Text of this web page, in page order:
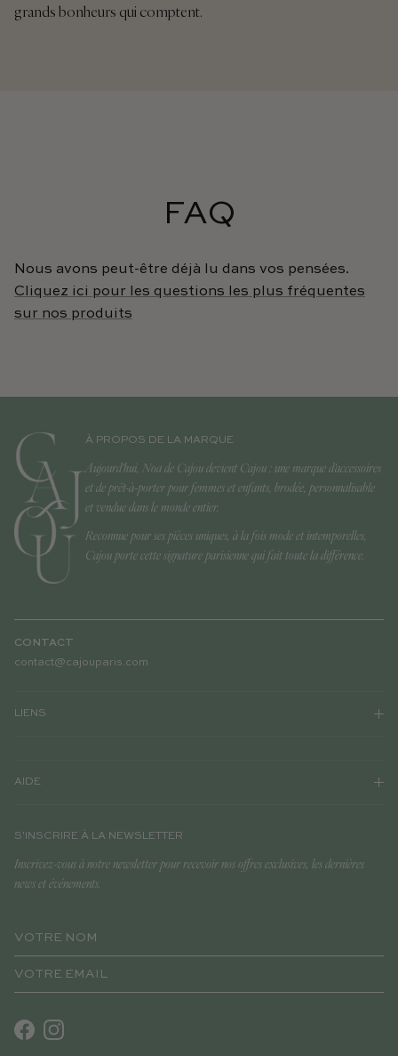
grands bonheurs qui comptent.
FAQ
Nous avons peut-être déjà lu dans vos pensées.
Cliquez ici pour les questions les plus fréquentes
sur nos produits
À PROPOS DE LA MARQUE
Aujourd'hui, Noa de Cajou devient Cajou : une marque d'accessoires
et de prêt-à-porter pour femmes et enfants, brodée, personnalisable
et vendue dans le monde entier.
Reconnue pour ses pièces uniques, à la fois mode et intemporelles,
Cajou porte cette signature parisienne qui fait toute la différence.
CONTACT
contact@cajouparis.com
LIENS
AIDE
S'INSCRIRE À LA NEWSLETTER
Inscrivez-vous à notre newsletter pour recevoir nos offres exclusives, les dernières
news et événements.
FacebookInstagram